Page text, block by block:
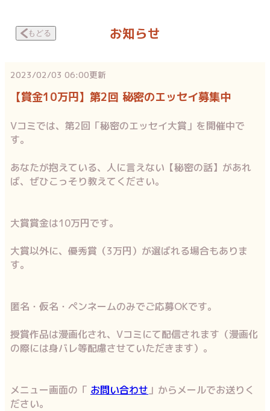
もどる お知らせ
2023/02/03 06:00更新
【賞金10万円】第2回 秘密のエッセイ募集中
Vコミでは、第2回「秘密のエッセイ大賞」を開催中で
す。
あなたが抱えている、人に言えない【秘密の話】があれ
ば、ぜひこっそり教えてください。
大賞賞金は10万円です。
大賞以外に、優秀賞（3万円）が選ばれる場合もありま
す。
匿名・仮名・ペンネームのみでご応募OKです。
授賞作品は漫画化され、Vコミにて配信されます（漫画化
の際には身バレ等配慮させていただきます）。
メニュー画面の「 お問い合わせ 」からメールでお送りく
ださい。